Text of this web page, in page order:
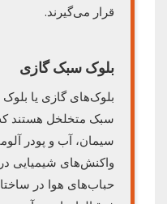
قرار می‌گیرند.
بلوک سبک گازی
سبک متخلخل هستند
سیمان، آب و پودر
واکنش‌های شیمیایی در
حباب‌های هوا در